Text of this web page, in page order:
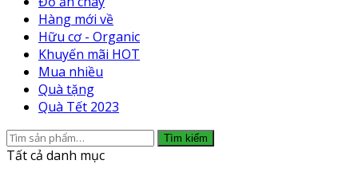
Hàng mới về
Hữu cơ - Organic
Khuyến mãi HOT
Mua nhiều
Quà tặng
Quà Tết 2023
Tìm
kiếm:
Tìm kiếm
Tất cả danh mục